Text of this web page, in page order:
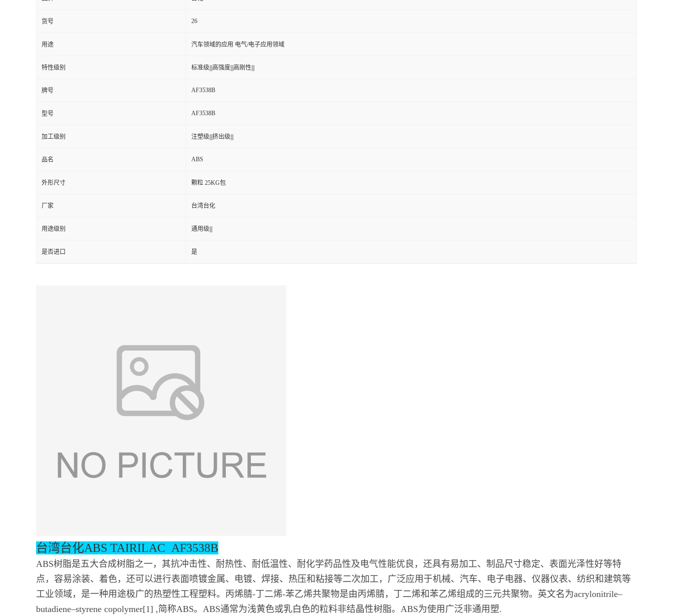
货号 26
用途 汽车领域的应用 电气/电子应用领域
特性级别 标准级|||高强度|||高刚性|||
牌号 AF3538B
型号 AF3538B
加工级别 注塑级|||挤出级|||
品名 ABS
外形尺寸 颗粒 25KG包
厂家 台湾台化
用途级别 通用级|||
是否进口 是
台湾台化ABS TAIRILAC AF3538B
ABS树脂是五大合成树脂之一，其抗冲击性、耐热性、耐低温性、耐化学药品性及电气性能优良，还具有易加工、制品尺寸稳定、表面光泽性好等特
点，容易涂装、着色，还可以进行表面喷镀金属、电镀、焊接、热压和粘接等二次加工，广泛应用于机械、汽车、电子电器、仪器仪表、纺织和建筑等
工业领域，是一种用途极广的热塑性工程塑料。丙烯腈-丁二烯-苯乙烯共聚物是由丙烯腈，丁二烯和苯乙烯组成的三元共聚物。英文名为acrylonitrile–
butadiene–styrene copolymer[1] ,简称ABS。ABS通常为浅黄色或乳白色的粒料非结晶性树脂。ABS为使用广泛非通用塑.